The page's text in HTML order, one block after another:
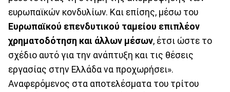
ευρωπαϊκών κονδυλίων. Και επίσης, μέσω του
Ευρωπαϊκού επενδυτικού ταμείου επιπλέον
χρηματοδότηση και άλλων μέσων, έτσι ώστε το
σχέδιο αυτό για την ανάπτυξη και τις θέσεις
εργασίας στην Ελλάδα να προχωρήσει».
Αναφερόμενος στα αποτελέσματα του τρίτου